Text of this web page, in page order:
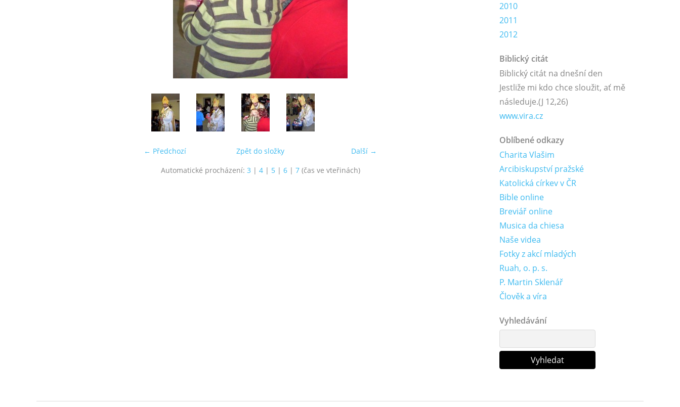
← Předchozí Další →
Zpět do složky
Automatické procházení: 3 | 4| 5| 6| 7(čas ve vteřinách)
2010
2011
2012
Biblický citát
Biblický citát na dnešní den
Jestliže mi kdo chce sloužit, ať mě
následuje.(J 12,26)
www.vira.cz
Oblíbené odkazy
Charita Vlašim
Arcibiskupství pražské
Katolická církev v ČR
Bible online
Breviář online
Musica da chiesa
Naše videa
Fotky z akcí mladých
Ruah, o. p. s.
P. Martin Sklenář
Člověk a víra
Vyhledávání